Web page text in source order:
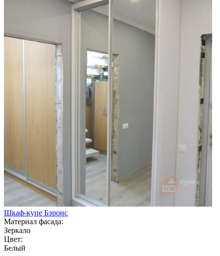
Шкаф-купе Бэронс
Материал фасада:
Зеркало
Цвет:
Белый